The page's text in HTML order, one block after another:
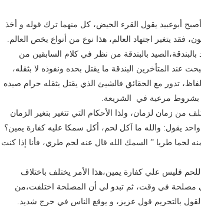
أبوعبيد يقول القرء الحيض، كل منهما ترك قوله و أخذ
فقد يتغير اجتهاد العالم، هذا نوع من أنواع يخص العالم.
بالبندقة من نظر في كلام السابقين من
عند المتأخرين البندقة ما يقتل بحده ونفوذه لا بثقله،
تدور مع الحقائق فالشيئ الذي يقتل بثقله حرام صيده
بشروط مرعية في الشريعة.
زمان لزمان، ولذا اﻷحكام التي تتغير بتغير الزمان
يقول: والله ما آكل لحم، أكل سمكا عليه كفارة يمين؟
لحما طريا ” السمك الله قال عنه لحم طري، فأنا إذا كنت
فليس علي كفارة يمين،هذا اﻷمر يختلف باختلاف
لي مصلحة في وقت، ثم تبدو لي أن المصلحة اختلفت،من
بالتحريم قول عزيز، و يوقع الناس في حرج شديد.